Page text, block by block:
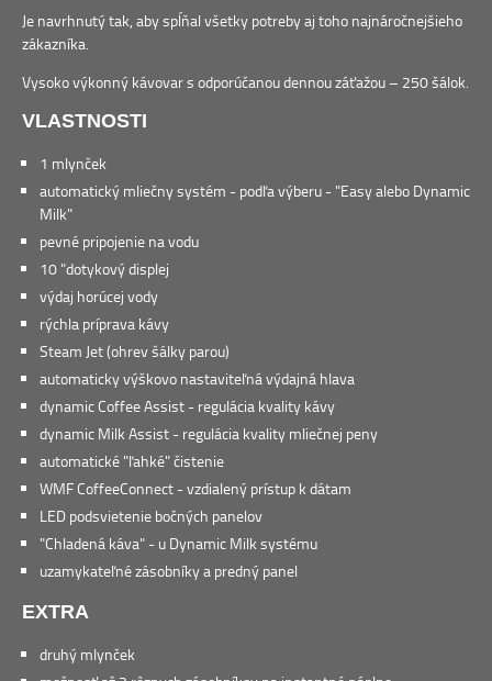
Je navrhnutý tak, aby spĺňal všetky potreby aj toho najnáročnejšieho
zákazníka.
Vysoko výkonný kávovar s odporúčanou dennou záťažou – 250 šálok.
VLASTNOSTI
1 mlynček
automatický mliečny systém - podľa výberu - "Easy alebo Dynamic
Milk"
pevné pripojenie na vodu
10 "dotykový displej
výdaj horúcej vody
rýchla príprava kávy
Steam Jet (ohrev šálky parou)
automaticky výškovo nastaviteľná výdajná hlava
dynamic Coffee Assist - regulácia kvality kávy
dynamic Milk Assist - regulácia kvality mliečnej peny
automatické "ľahké" čistenie
WMF CoffeeConnect - vzdialený prístup k dátam
LED podsvietenie bočných panelov
"Chladená káva" - u Dynamic Milk systému
uzamykateľné zásobníky a predný panel
EXTRA
druhý mlynček